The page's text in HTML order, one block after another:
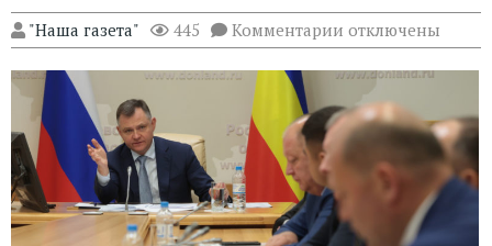
"Наша газета" 445 Комментарии к
записи
Юрий
Слюсарь
напомнил
о
необходимости
оперативного
завершения
установки
детских
площадок
отключены